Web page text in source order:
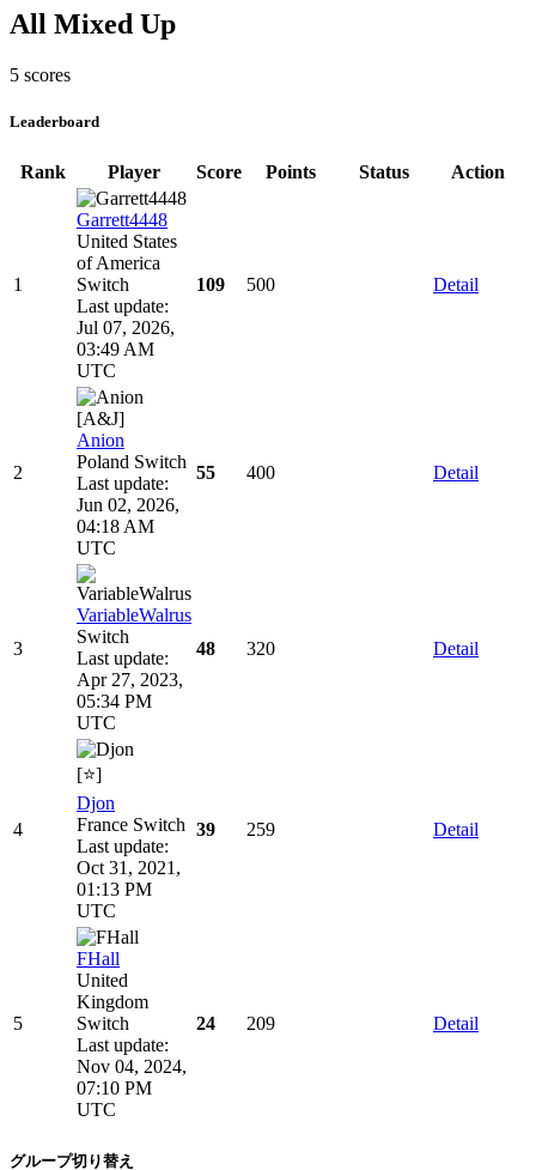
All Mixed Up
5 scores
Leaderboard
Rank Player Score Points Status Action
1
Garrett4448
United States
of America
Switch
Last update:
Jul 07, 2026,
03:49 AM
UTC
109 500 Detail
2
[A&J]
Anion
Poland Switch
Last update:
Jun 02, 2026,
04:18 AM
UTC
55 400 Detail
3
VariableWalrus
Switch
Last update:
Apr 27, 2023,
05:34 PM
UTC
48 320 Detail
4
[⭐]
Djon
France Switch
Last update:
Oct 31, 2021,
01:13 PM
UTC
39 259 Detail
5
FHall
United
Kingdom
Switch
Last update:
Nov 04, 2024,
07:10 PM
UTC
24 209 Detail
グループ切り替え